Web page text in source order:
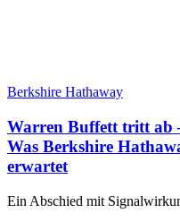
Berkshire Hathaway
Warren Buffett tritt ab
Was Berkshire
erwartet
Ein Abschied mit